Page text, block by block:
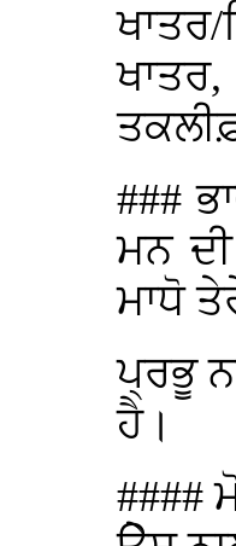
###
ਮਨ
ਮਾਧੋ
ਪ੍ਰਭੂ
ਹੈ।
####